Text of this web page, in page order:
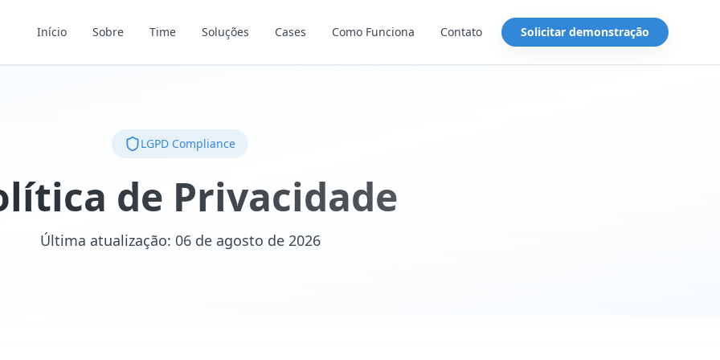
Início Sobre Time Soluções Cases Como Funciona Contato Solicitar demonstração
LGPD Compliance
de Privacidade
Última atualização: 06 de agosto de 2026